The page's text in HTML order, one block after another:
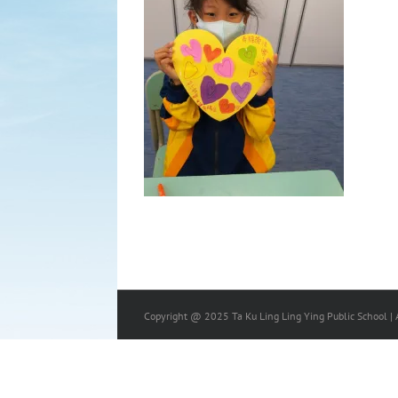
Copyright @ 2025 Ta Ku Ling Ling Ying Public School |